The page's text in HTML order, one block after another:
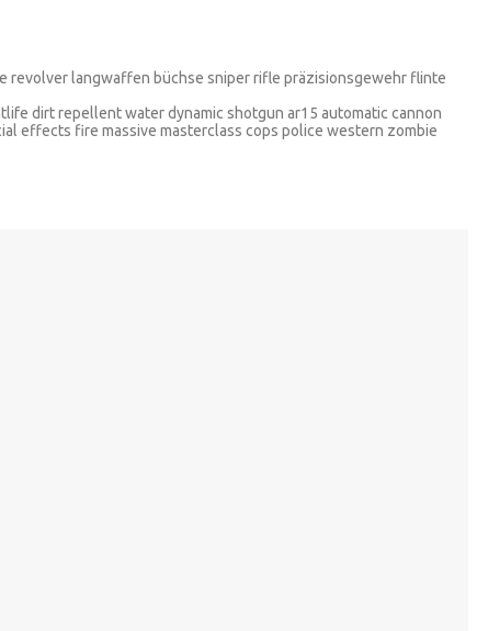
langwaffen büchse sniper rifle präzisionsgewehr flinte
dirt repellent water dynamic shotgun ar15 automatic cannon
effects fire massive masterclass cops police western zombie